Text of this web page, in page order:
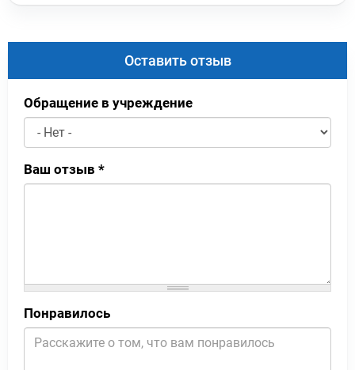
Оставить отзыв
Обращение в учреждение
Ваш отзыв *
Понравилось